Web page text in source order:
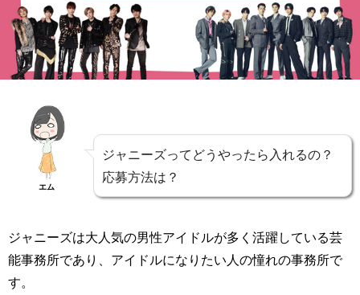
エム
ジャニーズってどうやったら入れるの？
応募方法は？
ジャニーズは大人気の男性アイドルが多く活躍している芸
能事務所であり、アイドルになりたい人の憧れの事務所で
す。